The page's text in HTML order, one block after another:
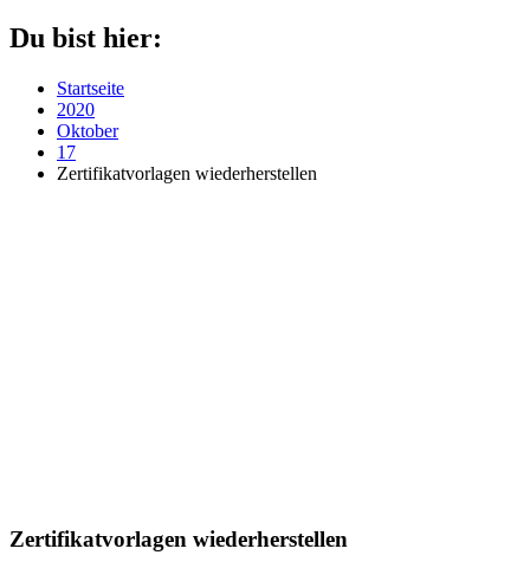
Du bist hier:
Startseite
2020
Oktober
17
Zertifikatvorlagen wiederherstellen
Zertifikatvorlagen wiederherstellen